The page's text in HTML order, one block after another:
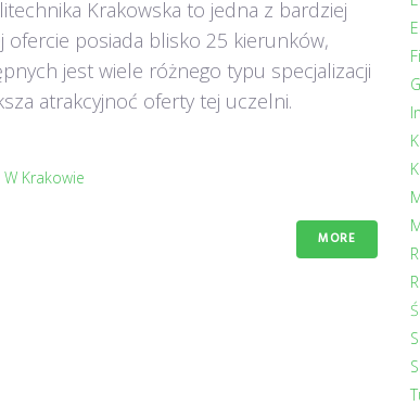
Krakowska to jedna z bardziej
ofercie posiada blisko 25 kierunków,
jest wiele różnego typu specjalizacji
atrakcyjnoć oferty tej uczelni.
Krakowie
MORE